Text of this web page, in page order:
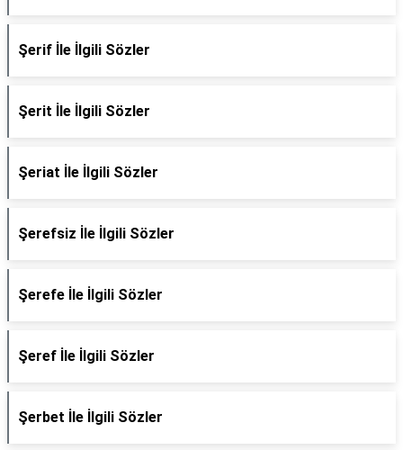
Şerif İle İlgili Sözler
Şerit İle İlgili Sözler
Şeriat İle İlgili Sözler
Şerefsiz İle İlgili Sözler
Şerefe İle İlgili Sözler
Şeref İle İlgili Sözler
Şerbet İle İlgili Sözler